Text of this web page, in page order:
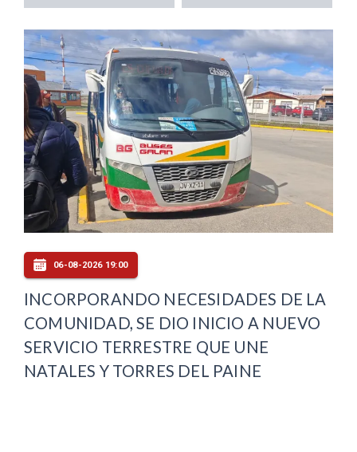
06-08-2026 19:00
INCORPORANDO NECESIDADES DE LA
COMUNIDAD, SE DIO INICIO A NUEVO
SERVICIO TERRESTRE QUE UNE
NATALES Y TORRES DEL PAINE